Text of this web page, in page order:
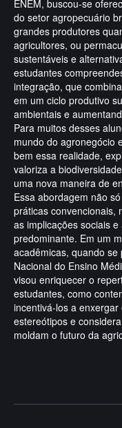
ENEM, buscou-se
do setor agropecuário
grandes produtores
agricultores, ou
sustentáveis e
estudantes
integração, que
em um ciclo produtivo
ambientais e
Para muitos desses
mundo do agronegócio
bem essa realidade,
valoriza a
uma nova maneira de
Essa abordagem não
práticas convencionais,
as implicações sociais
predominante. Em um
acadêmicas, quando
Nacional do Ensino
visou enriquecer o
estudantes, como
incentivá-los a
estereótipos e
moldam o futuro da